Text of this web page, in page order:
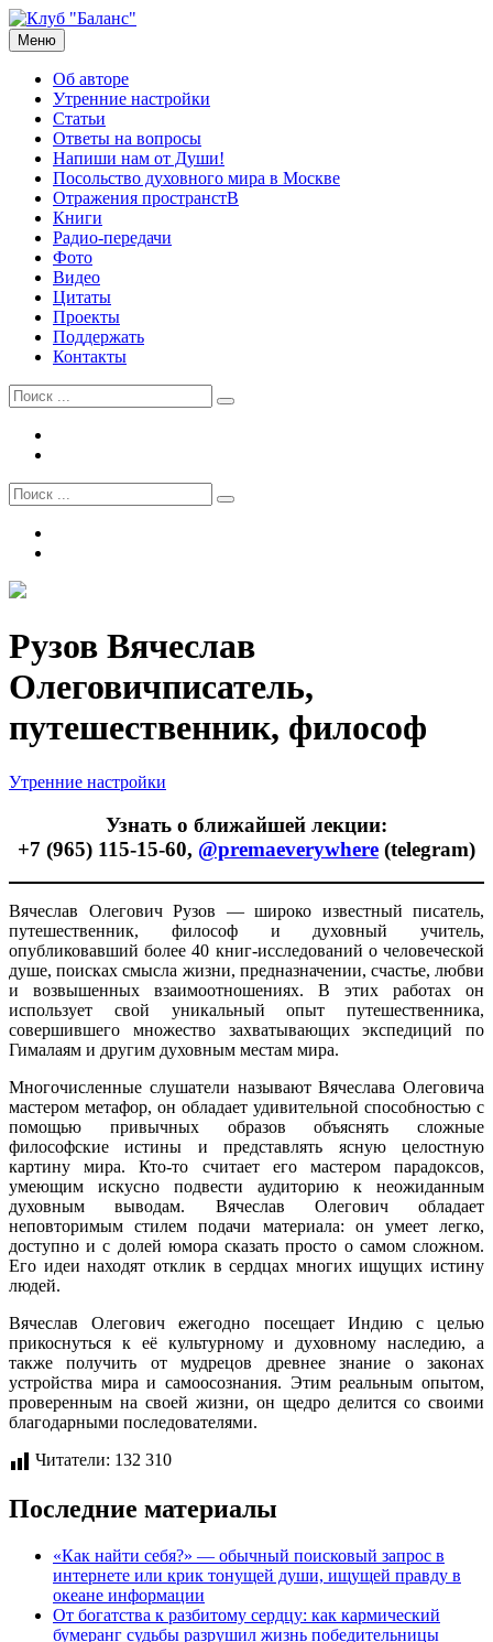
Перейти
к
содержимому
Рузов Вячеслав Олегович
Личный сайт
Меню
Об авторе
Утренние настройки
Статьи
Ответы на вопросы
Напиши нам от Души!
Посольство духовного мира в Москве
Отражения пространстВ
Книги
Радио-передачи
Фото
Видео
Цитаты
Проекты
Поддержать
Контакты
Найти:
Найти:
Наложение
Рузов Вячеслав
Олеговичписатель,
путешественник, философ
Утренние настройки
Олегович
Узнать о ближайшей лекции:
+7 (965) 115-15-60, @premaeverywhere (telegram)
Вячеслав Олегович Рузов — широко известный писатель,
путешественник, философ и духовный учитель,
опубликовавший более 40 книг-исследований о человеческой
душе, поисках смысла жизни, предназначении, счастье, любви
и возвышенных взаимоотношениях. В этих работах он
использует свой уникальный опыт путешественника,
совершившего множество захватывающих экспедиций по
Гималаям и другим духовным местам мира.
Многочисленные слушатели называют Вячеслава Олеговича
мастером метафор, он обладает удивительной способностью с
помощью привычных образов объяснять сложные
философские истины и представлять ясную целостную
картину мира. Кто-то считает его мастером парадоксов,
умеющим искусно подвести аудиторию к неожиданным
духовным выводам. Вячеслав Олегович обладает
неповторимым стилем подачи материала: он умеет легко,
доступно и с долей юмора сказать просто о самом сложном.
Его идеи находят отклик в сердцах многих ищущих истину
людей.
Вячеслав Олегович ежегодно посещает Индию с целью
прикоснуться к её культурному и духовному наследию, а
также получить от мудрецов древнее знание о законах
устройства мира и самоосознания. Этим реальным опытом,
проверенным на своей жизни, он щедро делится со своими
благодарными последователями.
Читатели: 132 310
Последние материалы
«Как найти себя?» — обычный поисковый запрос в
интернете или крик тонущей души, ищущей правду в
океане информации
От богатства к разбитому сердцу: как кармический
бумеранг судьбы разрушил жизнь победительницы